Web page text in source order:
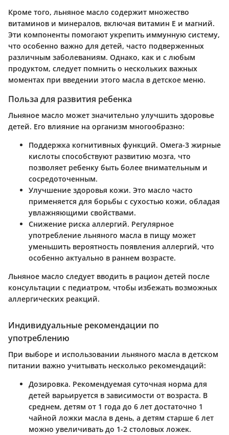
Кроме того, льняное масло содержит множество
витаминов и минералов, включая витамин E и магний.
Эти компоненты помогают укрепить иммунную систему,
что особенно важно для детей, часто подверженных
различным заболеваниям. Однако, как и с любым
продуктом, следует помнить о нескольких важных
моментах при введении этого масла в детское меню.
Польза для развития ребенка
Льняное масло может значительно улучшить здоровье
детей. Его влияние на организм многообразно:
Поддержка когнитивных функций. Омега-3 жирные
кислоты способствуют развитию мозга, что
позволяет ребенку быть более внимательным и
сосредоточенным.
Улучшение здоровья кожи. Это масло часто
применяется для борьбы с сухостью кожи, обладая
увлажняющими свойствами.
Снижение риска аллергий. Регулярное
употребление льняного масла в пищу может
уменьшить вероятность появления аллергий, что
особенно актуально в раннем возрасте.
Льняное масло следует вводить в рацион детей после
консультации с педиатром, чтобы избежать возможных
аллергических реакций.
Индивидуальные рекомендации по
употреблению
При выборе и использовании льняного масла в детском
питании важно учитывать несколько рекомендаций:
Дозировка. Рекомендуемая суточная норма для
детей варьируется в зависимости от возраста. В
среднем, детям от 1 года до 6 лет достаточно 1
чайной ложки масла в день, а детям старше 6 лет
можно увеличивать до 1-2 столовых ложек.